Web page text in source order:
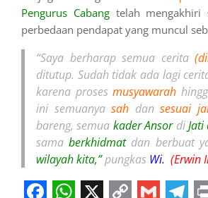
Pengurus Cabangtelah mengakhiri
perbedaan pendapat yang muncul
“Saya berharap semua cerita
ditutup. Sudah tidak ada lagi
karena prosesmusyawarah
ini semuanyasah dansesuai
bareng, semua kader AnsordiJati
samaberkhidmatdan berbuat
wilayah kita,”pungkas Wi. (Erwin